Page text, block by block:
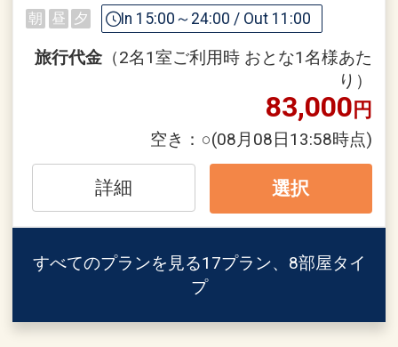
・バスソルトやバスピローも全室にご用
意
・全室着席チェックイン＆ウェルカムド
・コーヒーマシン
・バスローブ、ルームウェア完備
・ミネラルウォーター
・シューシャインサービス
・ビーチタオル貸出可能
・全館Wi‐Fi可能
■リーガ・マルシェ
スタッフ厳選のアイテムを自由にお選び
いただけるサービス。
テイクアウトコーヒーや女性に嬉しいプ
客室でお楽しみいただけるアロマバスソ
ルトやコーヒーカプセル等、
ホテルでのご滞在がより充実したものに
なるアイテムが勢ぞろい。
■おすすめポイント
・那覇空港から車で5分 ゆいレールで10
分
朝 昼 夕 In 15:00～24:00 / Out 11:00
旅行代金 （2名1室ご利用時 おとな1名様あた
り）
83,000円
空き： ○(08月08日13:58時点)
詳細 選択
すべてのプランを見る17プラン、8部屋タイ
プ